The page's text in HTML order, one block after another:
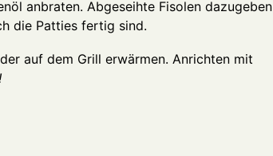
anbraten. Abgeseihte Fisolen dazugeben
die Patties fertig sind.
auf dem Grill erwärmen. Anrichten mit